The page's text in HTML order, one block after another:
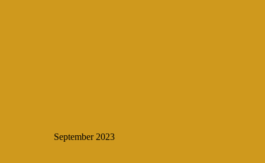
September 2023